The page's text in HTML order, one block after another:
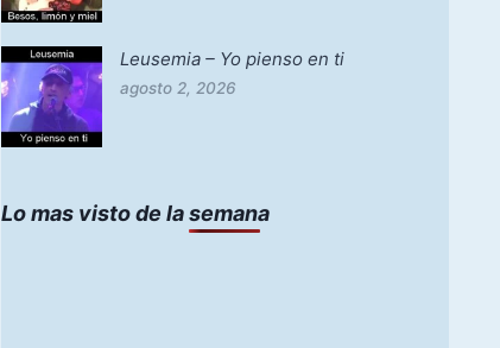
Leusemia – Yo pienso en ti
agosto 2, 2026
Lo mas visto de la semana